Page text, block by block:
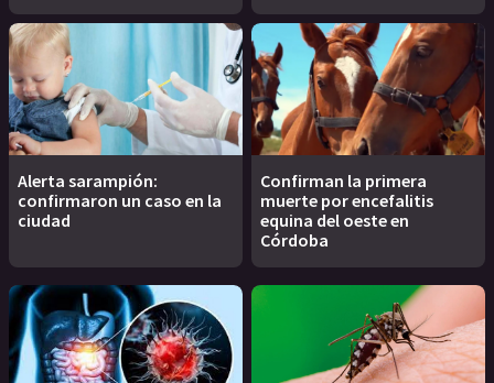
Alerta sarampión:
confirmaron un caso en la
ciudad
Confirman la primera
muerte por encefalitis
equina del oeste en
Córdoba